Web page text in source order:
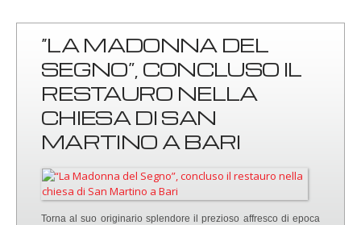
“LA MADONNA DEL
SEGNO”, CONCLUSO IL
RESTAURO NELLA
CHIESA DI SAN
MARTINO A BARI
Torna al suo originario splendore il prezioso affresco di epoca